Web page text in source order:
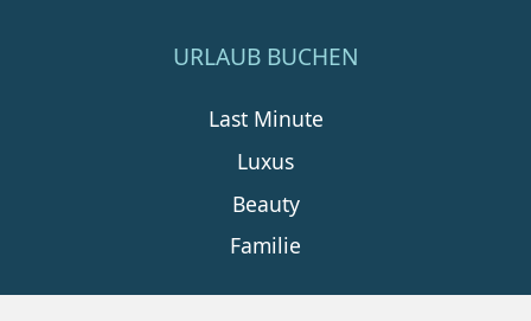
URLAUB BUCHEN
Last Minute
Luxus
Beauty
Familie